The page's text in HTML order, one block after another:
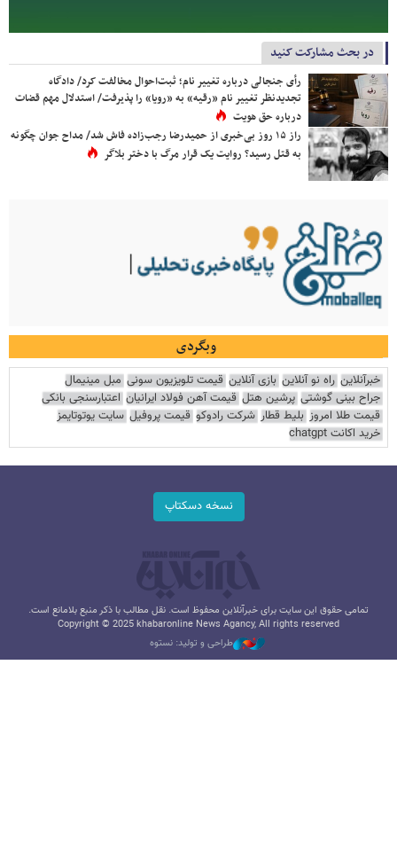
در بحث مشارکت کنید
رأی جنجالی درباره تغییر نام؛ ثبت‌احوال مخالفت کرد/ دادگاه
تجدیدنظر تغییر نام «رقیه» به «رویا» را پذیرفت/ استدلال مهم قضات
درباره حق هویت
راز ۱۵ روز بی‌خبری از حمیدرضا رجب‌زاده فاش شد/ مداح جوان چگونه
به قتل رسید؟ روایت یک قرار مرگ با دختر بلاگر
وبگردی
خبرآنلاین راه نو آنلاین بازی آنلاین قیمت تلویزیون سونی مبل مینیمال
جراح بینی گوشتی پرشین هتل قیمت آهن فولاد ایرانیان اعتبارسنجی بانکی
قیمت طلا امروز بلیط قطار شرکت رادوکو قیمت پروفیل سایت یوتوتایمز
خرید اکانت chatgpt
نسخه دسکتاپ
تمامی حقوق این سایت برای خبرآنلاین محفوظ است. نقل مطالب با ذکر منبع بلامانع است.
Copyright © 2025 khabaronline News Agancy, All rights reserved
طراحی و تولید: نستوه